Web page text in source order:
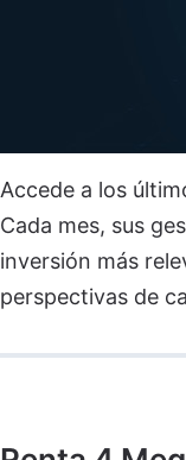
Accede a los
Cada mes, sus
inversión más
perspectivas de